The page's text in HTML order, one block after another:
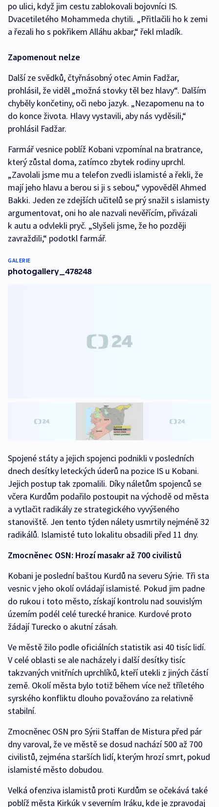
po ulici, když jim cestu zablokovali bojovníci IS.
Dvacetiletého Mohammeda chytili. „Přitlačili ho k zemi
a řezali ho s pokřikem Alláhu akbar,“ řekl mladík.
Zapomenout nelze
Další ze svědků, čtyřnásobný otec Amin Fadžar,
prohlásil, že viděl „možná stovky těl bez hlavy“. Dalším
chyběly končetiny, oči nebo jazyk. „Nezapomenu na to
do konce života. Hlavy vystavili, aby nás vyděsili,“
prohlásil Fadžar.
Farmář vesnice poblíž Kobani vzpomínal na bratrance,
který zůstal doma, zatímco zbytek rodiny uprchl.
„Zavolali jsme mu a telefon zvedli islamisté a řekli, že
mají jeho hlavu a berou si ji s sebou,“ vypověděl Ahmed
Bakki. Jeden ze zdejších učitelů se prý snažil s islamisty
argumentovat, oni ho ale nazvali nevěřícím, přivázali
k autu a odvlekli pryč. „Slyšeli jsme, že ho později
zavraždili,“ podotkl farmář.
GALERIE
photogallery_478248
Spojené státy a jejich spojenci podnikli v posledních
dnech desítky leteckých úderů na pozice IS u Kobani.
Jejich postup tak zpomalili. Díky náletům spojenců se
včera Kurdům podařilo postoupit na východě od města
a vytlačit radikály ze strategického vyvýšeného
stanoviště. Jen tento týden nálety usmrtily nejméně 32
radikálů. Islamisté tuto lokalitu obsadili před 11 dny.
Zmocněnec OSN: Hrozí masakr až 700 civilistů
Kobani je poslední baštou Kurdů na severu Sýrie. Tři sta
vesnic v jeho okolí ovládají islamisté. Pokud jim padne
do rukou i toto město, získají kontrolu nad souvislým
územím podél celé turecké hranice. Kurdové proto
žádají Turecko o akutní zásah.
Ve městě žilo podle oficiálních statistik asi 40 tisíc lidí.
V celé oblasti se ale nacházely i další desítky tisíc
takzvaných vnitřních uprchlíků, kteří utekli z jiných částí
země. Okolí města bylo totiž během více než tříletého
syrského konfliktu dlouho považováno za relativně
stabilní.
Zmocněnec OSN pro Sýrii Staffan de Mistura před pár
dny varoval, že ve městě se dosud nachází 500 až 700
civilistů, zejména starších lidí, kterým hrozí smrt, pokud
islamisté město dobudou.
Velká ofenziva islamistů proti Kurdům se očekává také
poblíž města Kirkúk v severním Iráku, kde je zpravodaj